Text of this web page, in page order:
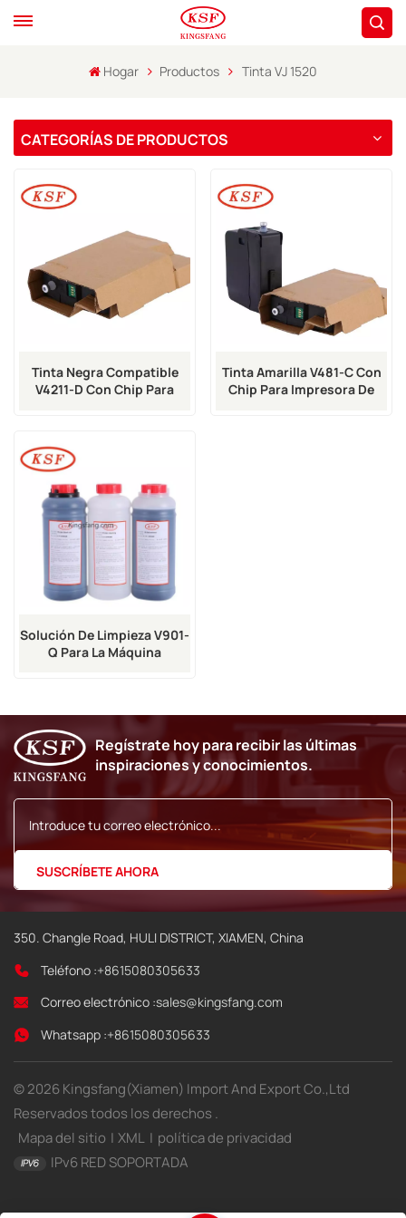
Hogar Productos Tinta VJ 1520
CATEGORÍAS DE PRODUCTOS
Tinta Negra Compatible
V4211-D Con Chip Para
Tinta Amarilla V481-C Con
Chip Para Impresora De
Solución De Limpieza V901-
Q Para La Máquina
Regístrate hoy para recibir las últimas
inspiraciones y conocimientos.
350. Changle Road, HULI DISTRICT, XIAMEN, China
Teléfono :+8615080305633
Correo electrónico :sales@kingsfang.com
Whatsapp :+8615080305633
© 2026 Kingsfang(Xiamen) Import And Export Co.,Ltd
Reservados todos los derechos .
Mapa del sitio | XML | política de privacidad
IPv6 RED SOPORTADA